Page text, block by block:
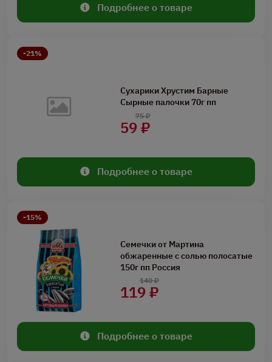
Подробнее о товаре
-21%
Сухарики Хрустим Барные
Сырные палочки 70г пп
59 ₽
75 ₽
Подробнее о товаре
-15%
Семечки от Мартина
обжаренные с солью полосатые
150г пп Россия
119 ₽
140 ₽
Подробнее о товаре